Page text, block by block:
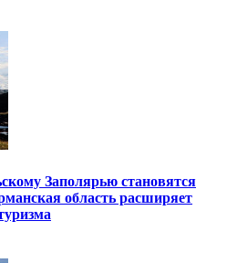
Заполярью становятся
область расширяет